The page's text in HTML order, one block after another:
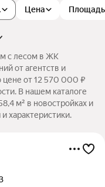
Цена Площадь
с лесом в ЖК
от агентств и
цене от 12 570 000 ₽
В нашем каталоге
м² в новостройках и
характеристики.